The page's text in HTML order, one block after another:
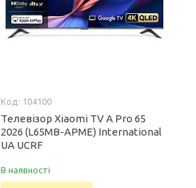
104100
Телевізор Xiaomi TV A Pro 65
2026 (L65MB-APME) International
UA UCRF
В наявності